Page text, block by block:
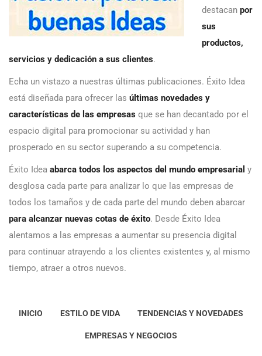
destacan por
sus
productos,
servicios y dedicación a sus clientes.
Echa un vistazo a nuestras últimas publicaciones. Éxito Idea
está diseñada para ofrecer las últimas novedades y
características de las empresas que se han decantado por el
espacio digital para promocionar su actividad y han
prosperado en su sector superando a su competencia.
Éxito Idea abarca todos los aspectos del mundo empresarial y
desglosa cada parte para analizar lo que las empresas de
todos los tamaños y de cada parte del mundo deben abarcar
para alcanzar nuevas cotas de éxito. Desde Éxito Idea
alentamos a las empresas a aumentar su presencia digital
para continuar atrayendo a los clientes existentes y, al mismo
tiempo, atraer a otros nuevos.
INICIO ESTILO DE VIDA TENDENCIAS Y NOVEDADES
EMPRESAS Y NEGOCIOS